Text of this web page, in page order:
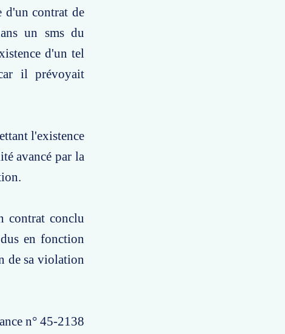
d'un contrat de
un sms du
d'un tel
il prévoyait
l'existence
avancé par la
contrat conclu
en fonction
de sa violation
n° 45-2138